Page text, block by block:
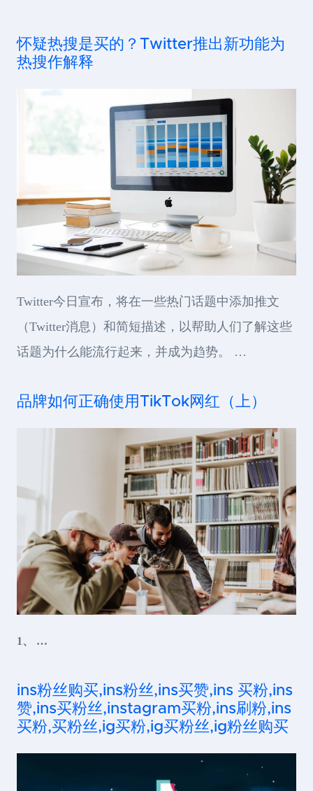
怀疑热搜是买的？Twitter推出新功能为
热搜作解释
Twitter今日宣布，将在一些热门话题中添加推文
（Twitter消息）和简短描述，以帮助人们了解这些
话题为什么能流行起来，并成为趋势。 …
品牌如何正确使用TikTok网红（上）
1、 …
ins粉丝购买,ins粉丝,ins买赞,ins 买粉,ins
赞,ins买粉丝,instagram买粉,ins刷粉,ins
买粉,买粉丝,ig买粉,ig买粉丝,ig粉丝购买